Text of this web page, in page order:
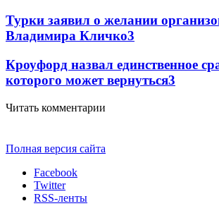
Турки заявил о желании
Владимира Кличко3
Кроуфорд назвал единственное
которого может вернуться3
Читать комментарии
Полная версия сайта
Facebook
Twitter
RSS-ленты